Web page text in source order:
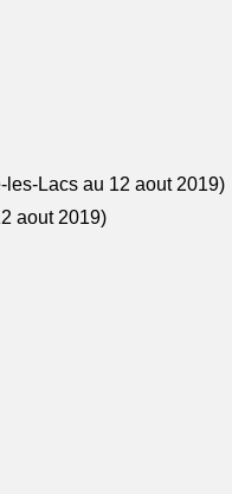
Lacs au 12 aout 2019)
aout 2019)